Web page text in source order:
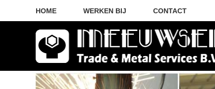
HOME WERKEN BIJ CONTACT